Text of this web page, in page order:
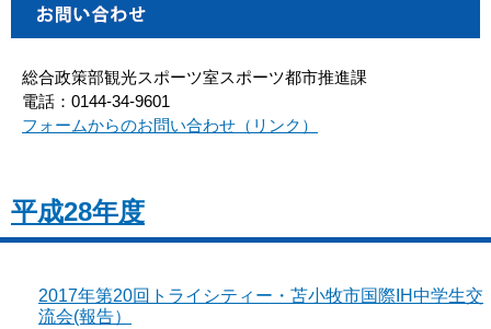
総合政策部観光スポーツ室スポーツ都市推進課
電話：0144-34-9601
フォームからのお問い合わせ（リンク）
平成28年度
2017年第20回トライシティー・苫小牧市国際IH中学生交
流会(報告）